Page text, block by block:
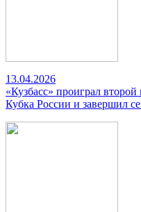
13.04.2026
«Кузбасс» проиграл
Кубка России и завершил